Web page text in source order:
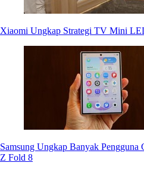
Xiaomi Ungkap Strategi TV Mini
Samsung Ungkap Banyak
Z Fold 8